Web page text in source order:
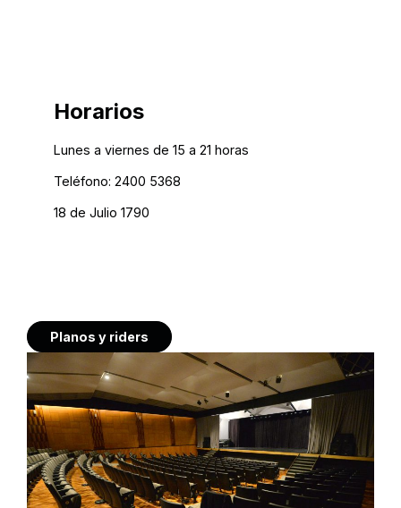
Horarios
Lunes a viernes de 15 a 21 horas
Teléfono: 2400 5368
18 de Julio 1790
Planos y riders